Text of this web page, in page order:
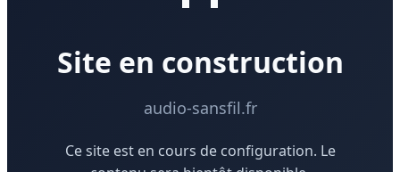
Site en construction
audio-sansfil.fr
Ce site est en cours de configuration. Le